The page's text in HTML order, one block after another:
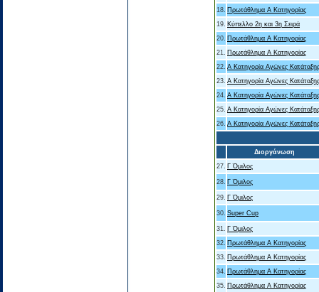
18. Πρωτάθλημα Α Κατηγορίας
19. Κύπελλο 2η και 3η Σειρά
20. Πρωτάθλημα Α Κατηγορίας
21. Πρωτάθλημα Α Κατηγορίας
22. Α Κατηγορία Αγώνες Κατάταξης
23. Α Κατηγορία Αγώνες Κατάταξης
24. Α Κατηγορία Αγώνες Κατάταξης
25. Α Κατηγορία Αγώνες Κατάταξης
26. Α Κατηγορία Αγώνες Κατάταξης
Διοργάνωση
27. Γ Όμιλος
28. Γ Όμιλος
29. Γ Όμιλος
30. Super Cup
31. Γ Όμιλος
32. Πρωτάθλημα Α Κατηγορίας
33. Πρωτάθλημα Α Κατηγορίας
34. Πρωτάθλημα Α Κατηγορίας
35. Πρωτάθλημα Α Κατηγορίας